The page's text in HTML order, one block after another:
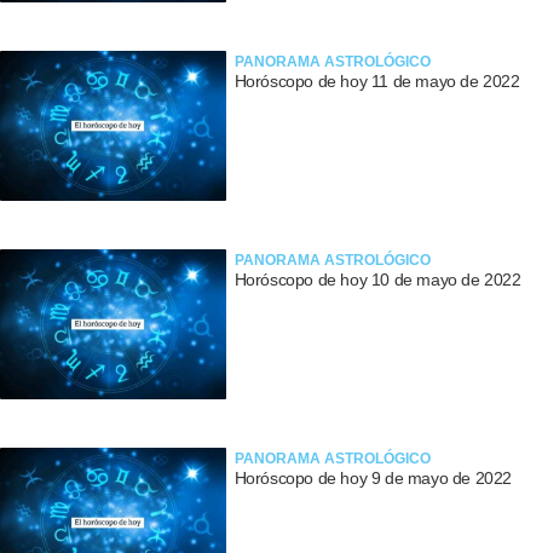
PANORAMA ASTROLÓGICO
Horóscopo de hoy 11 de mayo de 2022
PANORAMA ASTROLÓGICO
Horóscopo de hoy 10 de mayo de 2022
PANORAMA ASTROLÓGICO
Horóscopo de hoy 9 de mayo de 2022